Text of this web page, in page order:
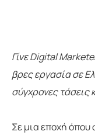
Γίνε Digital
βρες εργασία σε
σύγχρονες τάσεις
Σε μια εποχή όπου